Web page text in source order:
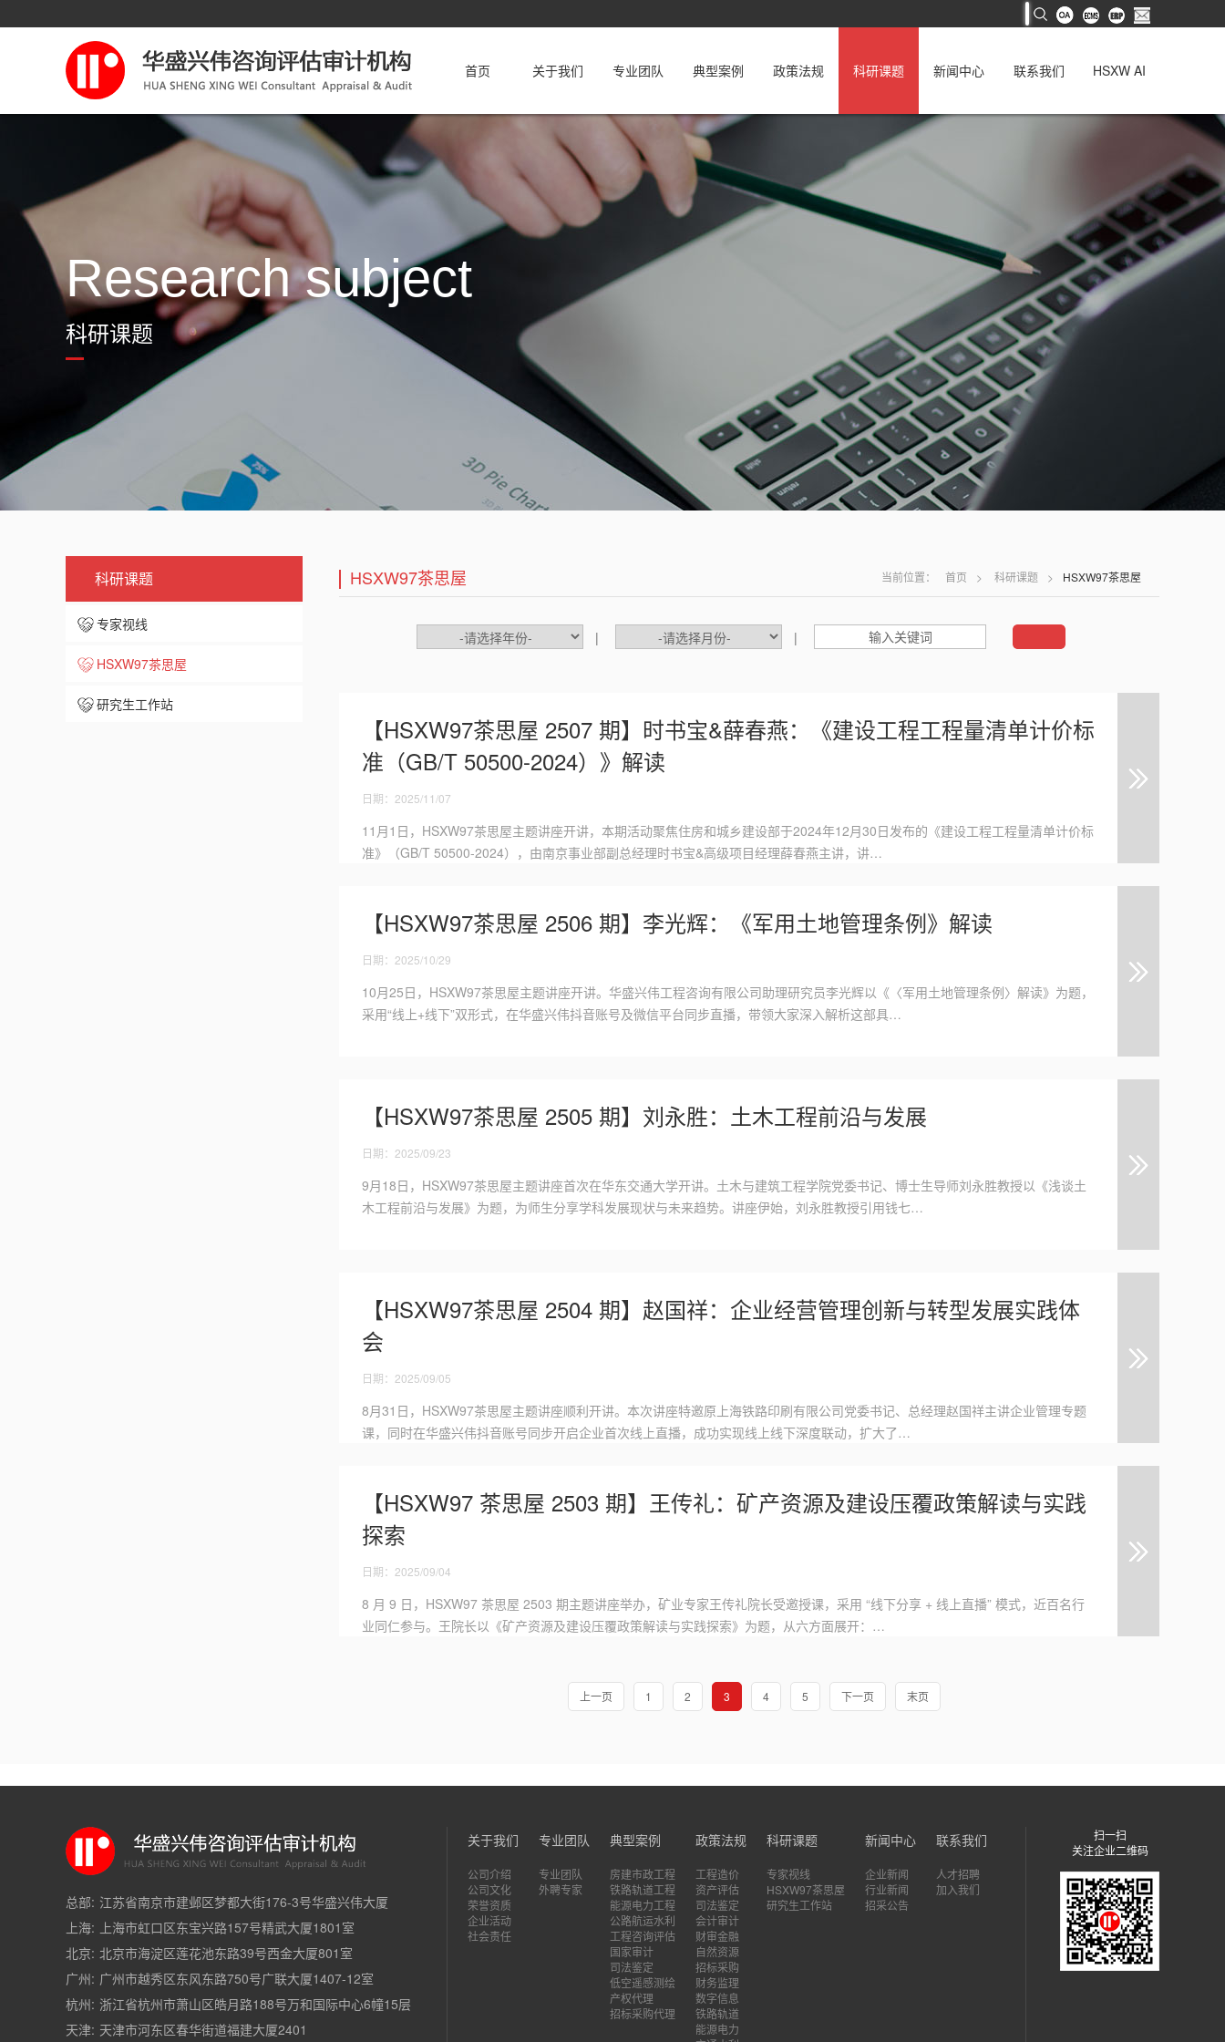
首页 关于我们 专业团队 典型案例 政策法规 科研课题 新闻中心 联系我们 HSXW AI
Research subject
科研课题
科研课题
专家视线
HSXW97茶思屋
研究生工作站
HSXW97茶思屋 当前位置： 首页 > 科研课题 > HSXW97茶思屋
| |
【HSXW97茶思屋 2507 期】时书宝&薛春燕：《建设工程工程量清单计价标
准（GB/T 50500-2024）》解读
日期：2025/11/07
11月1日，HSXW97茶思屋主题讲座开讲，本期活动聚焦住房和城乡建设部于2024年12月30日发布的《建设工程工程量清单计价标
准》（GB/T 50500-2024），由南京事业部副总经理时书宝&高级项目经理薛春燕主讲，讲…
【HSXW97茶思屋 2506 期】李光辉：《军用土地管理条例》解读
日期：2025/10/29
10月25日，HSXW97茶思屋主题讲座开讲。华盛兴伟工程咨询有限公司助理研究员李光辉以《〈军用土地管理条例〉解读》为题，
采用“线上+线下”双形式，在华盛兴伟抖音账号及微信平台同步直播，带领大家深入解析这部具…
【HSXW97茶思屋 2505 期】刘永胜：土木工程前沿与发展
日期：2025/09/23
9月18日，HSXW97茶思屋主题讲座首次在华东交通大学开讲。土木与建筑工程学院党委书记、博士生导师刘永胜教授以《浅谈土
木工程前沿与发展》为题，为师生分享学科发展现状与未来趋势。讲座伊始，刘永胜教授引用钱七…
【HSXW97茶思屋 2504 期】赵国祥：企业经营管理创新与转型发展实践体
会
日期：2025/09/05
8月31日，HSXW97茶思屋主题讲座顺利开讲。本次讲座特邀原上海铁路印刷有限公司党委书记、总经理赵国祥主讲企业管理专题
课，同时在华盛兴伟抖音账号同步开启企业首次线上直播，成功实现线上线下深度联动，扩大了…
【HSXW97 茶思屋 2503 期】王传礼：矿产资源及建设压覆政策解读与实践
探索
日期：2025/09/04
8 月 9 日，HSXW97 茶思屋 2503 期主题讲座举办，矿业专家王传礼院长受邀授课，采用 “线下分享 + 线上直播” 模式，近百名行
业同仁参与。王院长以《矿产资源及建设压覆政策解读与实践探索》为题，从六方面展开：…
上一页 1 2 3 4 5 下一页 末页
总部: 江苏省南京市建邺区梦都大街176-3号华盛兴伟大厦
上海: 上海市虹口区东宝兴路157号精武大厦1801室
北京: 北京市海淀区莲花池东路39号西金大厦801室
广州: 广州市越秀区东风东路750号广联大厦1407-12室
杭州: 浙江省杭州市萧山区皓月路188号万和国际中心6幢15层
天津: 天津市河东区春华街道福建大厦2401
关于我们
公司介绍
公司文化
荣誉资质
企业活动
社会责任
专业团队
专业团队
外聘专家
典型案例
房建市政工程
铁路轨道工程
能源电力工程
公路航运水利
工程咨询评估
国家审计
司法鉴定
低空遥感测绘
产权代理
招标采购代理
政策法规
工程造价
资产评估
司法鉴定
会计审计
财审金融
自然资源
招标采购
财务监理
数字信息
铁路轨道
能源电力
科研课题
专家视线
HSXW97茶思屋
研究生工作站
新闻中心
企业新闻
行业新闻
招采公告
联系我们
人才招聘
加入我们
扫一扫
关注企业二维码